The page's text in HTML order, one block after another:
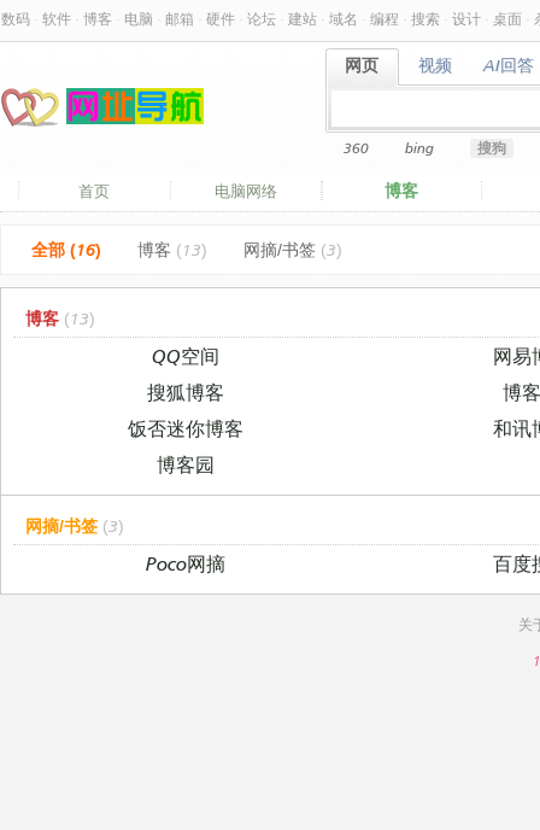
数码 软件 博客 电脑 邮箱 硬件 论坛 建站 域名 编程 搜索 设计 桌面
网页
网页 视频
视频 AI回答
AI回答
360 bing 搜狗
首页 电脑网络 博客
全部 (16) 博客 (13) 网摘/书签 (3)
博客 (13)
QQ空间
网易
搜狐博客
博
饭否迷你博客
和讯
博客园
网摘/书签 (3)
Poco网摘 百度
关